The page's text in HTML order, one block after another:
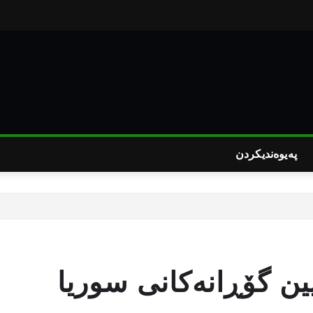
پەیوەندیکردن
گۆڕانه‌كانی سوریا